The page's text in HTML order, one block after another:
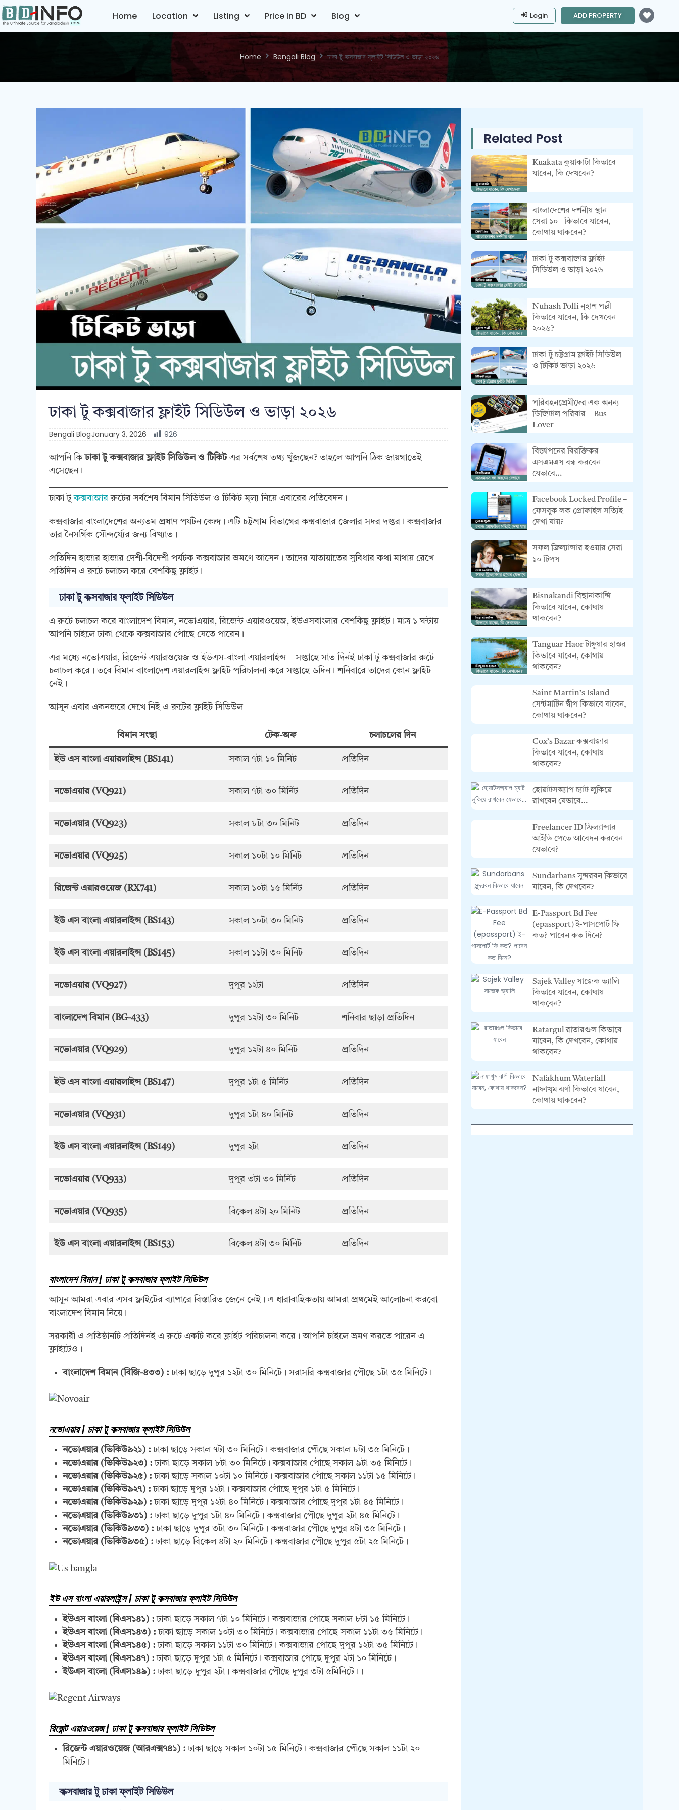
Home Location Listing Price in BD Blog Login ADD PROPERTY
Home Bengali Blog ঢাকা টু কক্সবাজার ফ্লাইট সিডিউল ও ভাড়া ২০২৬
ঢাকা টু কক্সবাজার ফ্লাইট সিডিউল ও ভাড়া ২০২৬
Bengali BlogJanuary 3, 2026 926
আপনি কিঢাকা টু কক্সবাজার ফ্লাইট সিডিউল ও টিকিটএর সর্বশেষ তথ্য খুঁজছেন? তাহলে আপনি ঠিক জায়গাতেই
এসেছেন।
ঢাকা টুকক্সবাজার রুটের সর্বশেষ বিমান সিডিউল ও টিকিট মূল্য নিয়ে এবারের প্রতিবেদন।
কক্সবাজার বাংলাদেশের অন্যতম প্রধাণ পর্যটন কেন্দ্র। এটি চট্টগ্রাম বিভাগের কক্সবাজার জেলার সদর দপ্তর। কক্সবাজার
তার নৈসর্গিক সৌন্দর্য্যের জন্য বিখ্যাত।
প্রতিদিন হাজার হাজার দেশী-বিদেশী পর্যটক কক্সবাজার ভ্রমণে আসেন। তাদের যাতায়াতের সুবিধার কথা মাথায় রেখে
প্রতিদিন এ রুটে চলাচল করে বেশকিছু ফ্লাইট।
ঢাকা টু কক্সবাজার ফ্লাইট সিডিউল
এ রুটে চলাচল করে বাংলাদেশ বিমান, নভোএয়ার, রিজেন্ট এয়ারওয়েজ, ইউএসবাংলার বেশকিছু ফ্লাইট। মাত্র ১ ঘন্টায়
আপনি চাইলে ঢাকা থেকে কক্সবাজার পৌছে যেতে পারেন।
এর মধ্যে নভোএয়ার, রিজেন্ট এয়ারওয়েজ ও ইউএস-বাংলা এয়ারলাইন্স – সপ্তাহে সাত দিনই ঢাকা টু কক্সবাজার রুটে
চলাচল করে। তবে বিমান বাংলাদেশ এয়ারলাইন্স ফ্লাইট পরিচালনা করে সপ্তাহে ৬দিন। শনিবারে তাদের কোন ফ্লাইট
নেই।
আসুন এবার একনজরে দেখে নিই এ রুটের ফ্লাইট সিডিউল
বিমান সংস্থা টেক-অফ চলাচলের দিন
ইউ এস বাংলা এয়ারলাইন্স (BS141) সকাল ৭টা ১০ মিনিট প্রতিদিন
নভোএয়ার (VQ921) সকাল ৭টা ৩০ মিনিট প্রতিদিন
নভোএয়ার (VQ923) সকাল ৮টা ৩০ মিনিট প্রতিদিন
নভোএয়ার (VQ925) সকাল ১০টা ১০ মিনিট প্রতিদিন
রিজেন্ট এয়ারওয়েজ (RX741) সকাল ১০টা ১৫ মিনিট প্রতিদিন
ইউ এস বাংলা এয়ারলাইন্স (BS143) সকাল ১০টা ৩০ মিনিট প্রতিদিন
ইউ এস বাংলা এয়ারলাইন্স (BS145) সকাল ১১টা ৩০ মিনিট প্রতিদিন
নভোএয়ার (VQ927) দুপুর ১২টা প্রতিদিন
বাংলাদেশ বিমান (BG-433) দুপুর ১২টা ৩০ মিনিট শনিবার ছাড়া প্রতিদিন
নভোএয়ার (VQ929) দুপুর ১২টা ৪০ মিনিট প্রতিদিন
ইউ এস বাংলা এয়ারলাইন্স (BS147) দুপুর ১টা ৫ মিনিট প্রতিদিন
নভোএয়ার (VQ931) দুপুর ১টা ৪০ মিনিট প্রতিদিন
ইউ এস বাংলা এয়ারলাইন্স (BS149) দুপুর ২টা প্রতিদিন
নভোএয়ার (VQ933) দুপুর ৩টা ৩০ মিনিট প্রতিদিন
নভোএয়ার (VQ935) বিকেল ৪টা ২০ মিনিট প্রতিদিন
ইউ এস বাংলা এয়ারলাইন্স (BS153) বিকেল ৪টা ৩০ মিনিট প্রতিদিন
বাংলাদেশ বিমান | ঢাকা টু কক্সবাজার ফ্লাইট সিডিউল
আসুন আমরা এবার এসব ফ্লাইটের ব্যাপারে বিস্তারিত জেনে নেই। এ ধারাবাহিকতায় আমরা প্রথমেই আলোচনা করবো
বাংলাদেশ বিমান নিয়ে।
সরকারী এ প্রতিষ্ঠানটি প্রতিদিনই এ রুটে একটি করে ফ্লাইট পরিচালনা করে। আপনি চাইলে ভ্রমণ করতে পারেন এ
ফ্লাইটেও।
বাংলাদেশ বিমান (বিজি-৪৩৩) : ঢাকা ছাড়ে দুপুর ১২টা ৩০ মিনিটে। সরাসরি কক্সবাজার পৌছে ১টা ৩৫ মিনিটে।
নভোএয়ার | ঢাকা টু কক্সবাজার ফ্লাইট সিডিউল
নভোএয়ার (ভিকিউ৯২১) : ঢাকা ছাড়ে সকাল ৭টা ৩০ মিনিটে। কক্সবাজার পৌছে সকাল ৮টা ৩৫ মিনিটে।
নভোএয়ার (ভিকিউ৯২৩) : ঢাকা ছাড়ে সকাল ৮টা ৩০ মিনিটে। কক্সবাজার পৌছে সকাল ৯টা ৩৫ মিনিটে।
নভোএয়ার (ভিকিউ৯২৫) : ঢাকা ছাড়ে সকাল ১০টা ১০ মিনিটে। কক্সবাজার পৌছে সকাল ১১টা ১৫ মিনিটে।
নভোএয়ার (ভিকিউ৯২৭) : ঢাকা ছাড়ে দুপুর ১২টা। কক্সবাজার পৌছে দুপুর ১টা ৫ মিনিটে।
নভোএয়ার (ভিকিউ৯২৯) : ঢাকা ছাড়ে দুপুর ১২টা ৪০ মিনিটে। কক্সবাজার পৌছে দুপুর ১টা ৪৫ মিনিটে।
নভোএয়ার (ভিকিউ৯৩১) : ঢাকা ছাড়ে দুপুর ১টা ৪০ মিনিটে। কক্সবাজার পৌছে দুপুর ২টা ৪৫ মিনিটে।
নভোএয়ার (ভিকিউ৯৩৩) : ঢাকা ছাড়ে দুপুর ৩টা ৩০ মিনিটে। কক্সবাজার পৌছে দুপুর ৪টা ৩৫ মিনিটে।
নভোএয়ার (ভিকিউ৯৩৫) : ঢাকা ছাড়ে বিকেল ৪টা ২০ মিনিটে। কক্সবাজার পৌছে দুপুর ৫টা ২৫ মিনিটে।
ইউ এস বাংলা এয়ারলাইন্স | ঢাকা টু কক্সবাজার ফ্লাইট সিডিউল
ইউএস বাংলা (বিএস১৪১) : ঢাকা ছাড়ে সকাল ৭টা ১০ মিনিটে। কক্সবাজার পৌছে সকাল ৮টা ১৫ মিনিটে।
ইউএস বাংলা (বিএস১৪৩) : ঢাকা ছাড়ে সকাল ১০টা ৩০ মিনিটে। কক্সবাজার পৌছে সকাল ১১টা ৩৫ মিনিটে।
ইউএস বাংলা (বিএস১৪৫) : ঢাকা ছাড়ে সকাল ১১টা ৩০ মিনিটে। কক্সবাজার পৌছে দুপুর ১২টা ৩৫ মিনিটে।
ইউএস বাংলা (বিএস১৪৭) : ঢাকা ছাড়ে দুপুর ১টা ৫ মিনিটে। কক্সবাজার পৌছে দুপুর ২টা ১০ মিনিটে।
ইউএস বাংলা (বিএস১৪৯) : ঢাকা ছাড়ে দুপুর ২টা। কক্সবাজার পৌছে দুপুর ৩টা ৫মিনিটে।।
রিজেন্ট এয়ারওয়েজ | ঢাকা টু কক্সবাজার ফ্লাইট সিডিউল
রিজেন্ট এয়ারওয়েজ (আরএক্স৭৪১) : ঢাকা ছাড়ে সকাল ১০টা ১৫ মিনিটে। কক্সবাজার পৌছে সকাল ১১টা ২০
মিনিটে।
কক্সবাজার টু ঢাকা ফ্লাইট সিডিউল
Related Post
Kuakata কুয়াকাটা কিভাবে
যাবেন, কি দেখবেন?
বাংলাদেশের দর্শনীয় স্থান |
সেরা ১০ | কিভাবে যাবেন,
কোথায় থাকবেন?
ঢাকা টু কক্সবাজার ফ্লাইট
সিডিউল ও ভাড়া ২০২৬
Nuhash Polli নুহাশ পল্লী
কিভাবে যাবেন, কি দেখবেন
২০২৬?
ঢাকা টু চট্টগ্রাম ফ্লাইট সিডিউল
ও টিকিট ভাড়া ২০২৬
পরিবহনপ্রেমীদের এক অনন্য
ডিজিটাল পরিবার – Bus
Lover
বিজ্ঞাপনের বিরক্তিকর
এসএমএস বন্ধ করবেন
যেভাবে…
Facebook Locked Profile –
ফেসবুক লক প্রোফাইল সত্যিই
দেখা যায়?
সফল ফ্রিল্যান্সার হওয়ার সেরা
১০ টিপস
Bisnakandi বিছানাকান্দি
কিভাবে যাবেন, কোথায়
থাকবেন?
Tanguar Haor টাঙ্গুয়ার হাওর
কিভাবে যাবেন, কোথায়
থাকবেন?
Saint Martin’s Island
সেন্টমার্টিন দ্বীপ কিভাবে যাবেন,
কোথায় থাকবেন?
Cox’s Bazar কক্সবাজার
কিভাবে যাবেন, কোথায়
থাকবেন?
হোয়াটসঅ্যাপ চ্যাট লুকিয়ে
রাখবেন যেভাবে…
Freelancer ID ফ্রিল্যান্সার
আইডি পেতে আবেদন করবেন
যেভাবে?
Sundarbans সুন্দরবন কিভাবে
যাবেন, কি দেখবেন?
E-Passport Bd Fee
(epassport) ই-পাসপোর্ট ফি
কত? পাবেন কত দিনে?
Sajek Valley সাজেক ভ্যালি
কিভাবে যাবেন, কোথায়
থাকবেন?
Ratargul রাতারগুল কিভাবে
যাবেন, কি দেখবেন, কোথায়
থাকবেন?
Nafakhum Waterfall
নাফাখুম ঝর্ণা কিভাবে যাবেন,
কোথায় থাকবেন?